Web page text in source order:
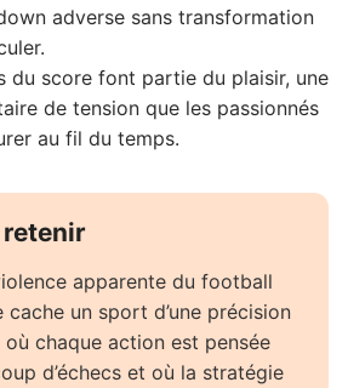
adverse sans transformation
du score font partie du plaisir, une
de tension que les passionnés
au fil du temps.
retenir
apparente du football
cache un sport d’une précision
chaque action est pensée
d’échecs et où la stratégie